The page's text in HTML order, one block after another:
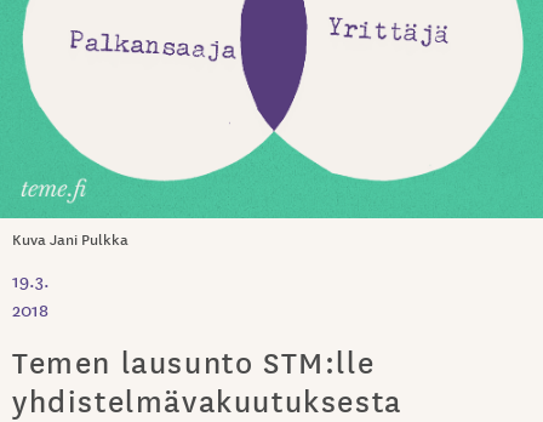
Kuva Jani Pulkka
19.3.
2018
Temen lausunto STM:lle
yhdistelmävakuutuksesta